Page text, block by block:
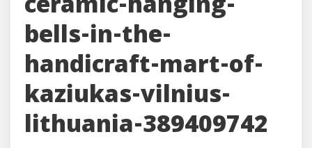
bells-in-the-
handicraft-mart-of-
kaziukas-vilnius-
lithuania-389409742